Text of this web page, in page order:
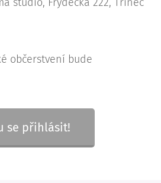
občerstvení bude
se přihlásit!